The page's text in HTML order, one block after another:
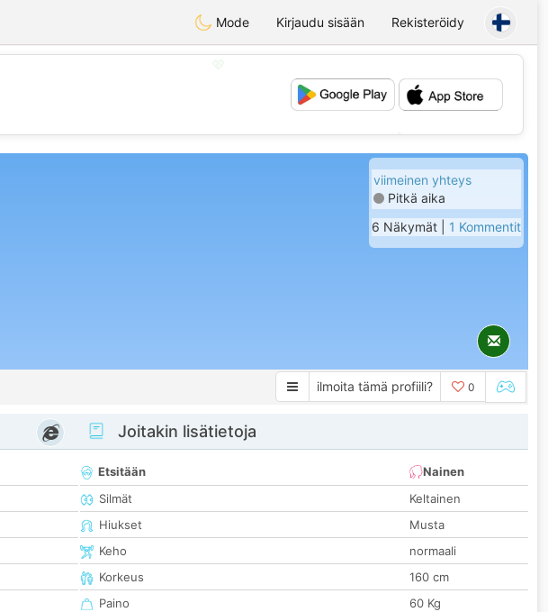
Mode Kirjaudu sisään Rekisteröidy
💕
viimeinen yhteys
Pitkä aika
6 Näkymät | 1 Kommentit
ilmoita tämä profiili? 0
Joitakin lisätietoja
Etsitään
Nainen
Silmät
Keltainen
Hiukset
Musta
Keho
normaali
Korkeus
160 cm
Paino
60 Kg